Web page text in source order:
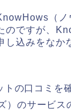
（ノ
のですが、
し込みをなか
トの口コミを
）のサービス